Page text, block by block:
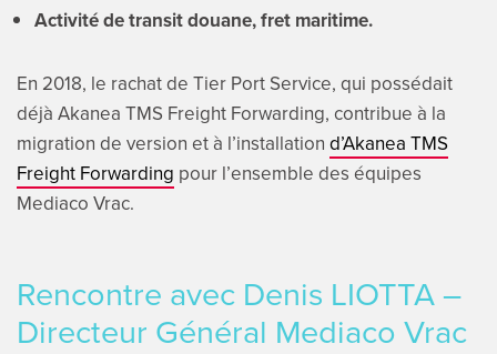
Activité de transit douane, fret maritime.
En 2018, le rachat de Tier Port Service, qui possédait
déjà Akanea TMS Freight Forwarding, contribue à la
migration de version et à l’installation d’Akanea TMS
Freight Forwarding pour l’ensemble des équipes
Mediaco Vrac.
Rencontre avec Denis LIOTTA –
Directeur Général Mediaco Vrac